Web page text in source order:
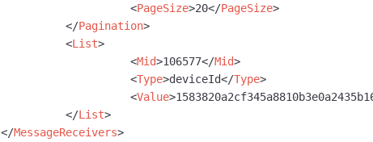
<PageSize>20</PageSize>
</Pagination>
<List>
<Mid>106577</Mid>
<Type>deviceId</Type>
<Value>
</List>
</MessageReceivers>